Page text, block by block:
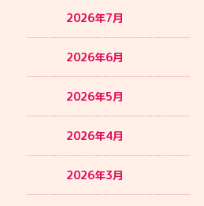
2026年7月
2026年6月
2026年5月
2026年4月
2026年3月